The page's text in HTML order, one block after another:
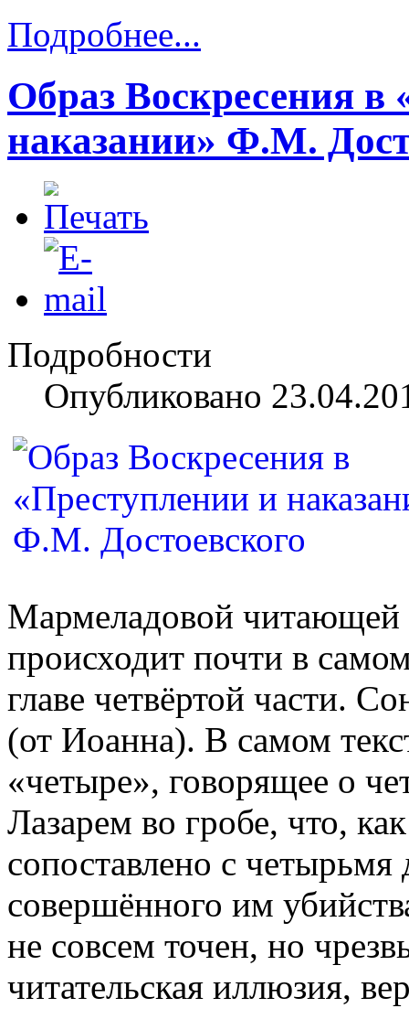
Подробнее...
Образ Воскресения в
наказании» Ф.М.
Подробности
Опубликовано
Мармеладовой читающей
происходит почти в
главе четвёртой части.
(от Иоанна). В самом
«четыре», говорящее о
Лазарем во гробе, что,
сопоставлено с
совершённого им
не совсем точен, но
читательская иллюзия,